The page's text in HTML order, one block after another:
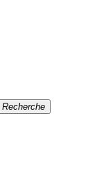
Recherche